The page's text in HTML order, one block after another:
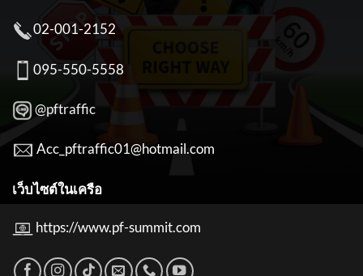
02-001-2152
095-550-5558
@pftraffic
Acc_pftraffic01@hotmail.com
เว็บไซต์ในเครือ
https://www.pf-summit.com